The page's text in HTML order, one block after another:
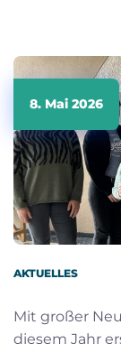
8. Mai 2026
AKTUELLES
Mit großer
diesem Jahr